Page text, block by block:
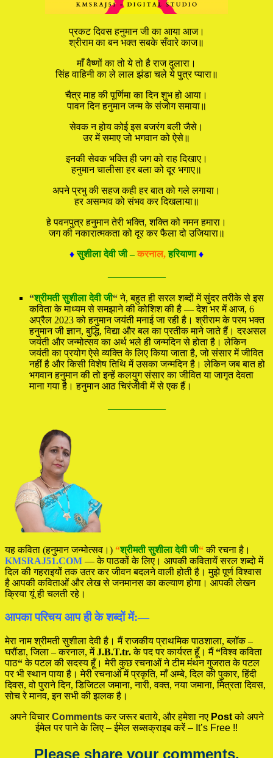
प्रकट दिवस हनुमान जी का आया आज।
श्रीराम का बन भक्त सबके सँवारे काज॥
माँ वैष्णों का तो ये तो है राज दुलारा।
सिंह वाहिनी का ले लाल झंडा चले ये पुत्र प्यारा॥
चैत्र माह की पूर्णिमा का दिन शुभ हो आया।
पावन दिन हनुमान जन्म के संजोग समाया॥
सेवक न होय कोई इस बजरंग बली जैसे।
उर में समाए जो भगवान को ऐसे॥
इनकी सेवक भक्ति ही जग को राह दिखाए।
हनुमान चालीसा हर बला को दूर भगाए॥
अपने प्रभु की सहज कही हर बात को गले लगाया।
हर असम्भव को संभव कर दिखलाया॥
हे पवनपुत्र हनुमान तेरी भक्ति, शक्ति को नमन हमारा।
जग की नकारात्मकता को दूर कर फैला दो उजियारा॥
♦सुशीला देवी जी –करनाल,हरियाणा ♦
—————
“श्रीमती सुशीला देवी जी“ने, बहुत ही सरल शब्दों में सुंदर तरीके से इस
कविता के माध्यम से समझाने की कोशिश की है — देश भर में आज, 6
अप्रैल 2023 को हनुमान जयंती मनाई जा रही है। श्रीराम के परम भक्त
हनुमान जी ज्ञान, बुद्धि, विद्या और बल का प्रतीक माने जाते हैं। दरअसल
जयंती और जन्मोत्सव का अर्थ भले ही जन्मदिन से होता है। लेकिन
जयंती का प्रयोग ऐसे व्यक्ति के लिए किया जाता है, जो संसार में जीवित
नहीं है और किसी विशेष तिथि में उसका जन्मदिन है। लेकिन जब बात हो
भगवान हनुमान की तो इन्हें कलयुग संसार का जीवित या जागृत देवता
माना गया है। हनुमान आठ चिरंजीवी में से एक हैं।
—————
यह कविता (हनुमान जन्मोत्सव।) “श्रीमती सुशीला देवी जी“की रचना है।
KMSRAJ51.COM — के पाठकों के लिए। आपकी कवितायें सरल शब्दो में
दिल की गहराइयों तक उतर कर जीवन बदलने वाली होती है। मुझे पूर्ण विश्वास
है आपकी कविताओं और लेख से जनमानस का कल्याण होगा। आपकी लेखन
क्रिया यूं ही चलती रहे।
आपका परिचय आप ही के शब्दों में:—
मेरा नाम श्रीमती सुशीला देवी है। मैं राजकीय प्राथमिक पाठशाला, ब्लॉक –
घरौंडा, जिला – करनाल, मेंJ.B.T.tr.के पद पर कार्यरत हूँ। मैं“विश्व कविता
पाठ“के पटल की सदस्य हूँ। मेरी कुछ रचनाओं ने टीम मंथन गुजरात के पटल
पर भी स्थान पाया है। मेरी रचनाओं में प्रकृति, माँ अम्बे, दिल की पुकार, हिंदी
दिवस, वो पुराने दिन, डिजिटल जमाना, नारी, वक्त, नया जमाना, मित्रता दिवस,
सोच रे मानव, इन सभी की झलक है।
अपने विचारCommentsकर जरूर बताये, और हमेशा नए Postको अपने
ईमेल पर पाने के लिए – ईमेल सब्सक्राइब करें – It’s Free !!
Please share your comments.